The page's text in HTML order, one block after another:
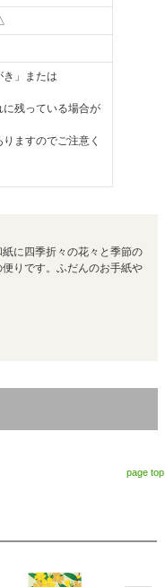
き」または
に残っている場合が
ますのでご注意く
紙に四季折々の花々と季節の
りです。ふだんのお手紙や
page top